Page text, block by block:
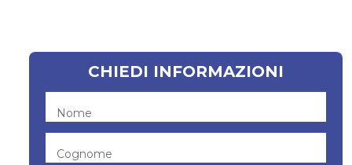
CHIEDI INFORMAZIONI
Nome
Cognome